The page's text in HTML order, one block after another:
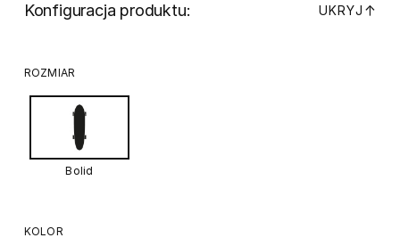
Konfiguracja produktu: UKRYJ ↓
ROZMIAR
Bolid
KOLOR